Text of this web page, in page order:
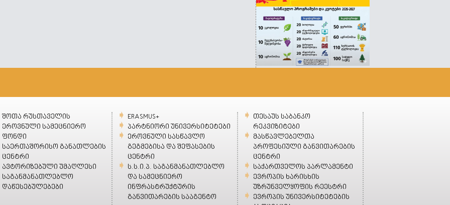
შოთა რუსთაველის
ეროვნული სამეცნიერო
ფონდი
საერთაშორისო განათლების
ცენტრი
ავტორიზებული უმაღლესი
საგანმანათლებლო
დაწესებულებები
ERASMUS+
პარტნიორი უნივერსიტეტები
ეროვნული სასწავლო
გეგმებისა და შეფასების
ცენტრი
ს.ს.ი.პ. საგანმანათლებლო
და სამეცნიერო
ინფრასტრუქტურის
განვითარების სააგენტო
თესაუს საბანკო
რეკვიზიტები
მასწავლებელთა
პროფესიული განვითარების
ცენტრი
საქართველოს პარლამენტი
ევროპის ხარისხის
უზრუნველყოფის რეესტრი
ევროპის უნივერსიტეტების